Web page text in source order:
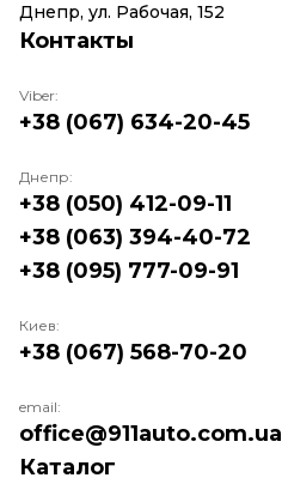
Днепр, ул. Рабочая, 152
Каталог
Контакты
Viber:
+38 (067) 634-20-45
Днепр:
+38 (050) 412-09-11
+38 (063) 394-40-72
+38 (095) 777-09-91
Киев:
+38 (067) 568-70-20
email:
office@911auto.com.ua